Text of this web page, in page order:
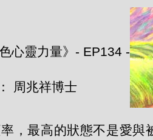
心靈力量》- EP134 -
周兆祥博士
，最高的狀態不是愛與